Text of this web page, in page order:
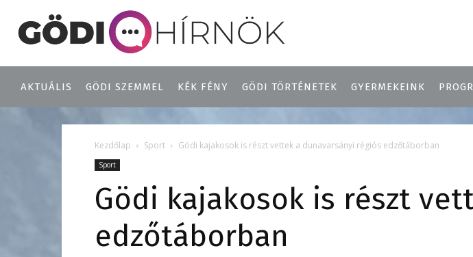
AKTUÁLIS GÖDI SZEMMEL KÉK FÉNY GÖDI TÖRTÉNETEK GYERMEKEINK
Kezdőlap Sport Gödi kajakosok is részt vettek a dunavarsányi régiós edzőtáborban
Sport
Gödi kajakosok is részt
edzőtáborban